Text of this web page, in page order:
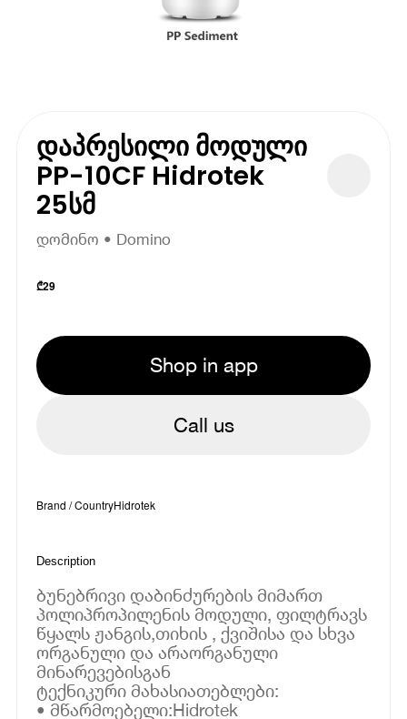
დაპრესილი მოდული
PP-10CF Hidrotek
25სმ
დომინო • Domino
₾29
Shop in app
Call us
Brand / CountryHidrotek
Description
ბუნებრივი დაბინძურების მიმართ
პოლიპროპილენის მოდული, ფილტრავს
წყალს ჟანგის,თიხის , ქვიშისა და სხვა
ორგანული და არაორგანული
მინარევებისგან
ტექნიკური მახასიათებლები:
• მწარმოებელი:Hidrotek